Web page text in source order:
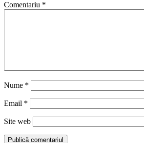
Comentariu *
Nume *
Email *
Site web